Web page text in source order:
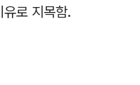
로 지목함.